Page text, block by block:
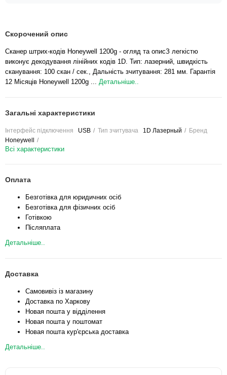
Скорочений опис
Сканер штрих-кодів Honeywell 1200g - огляд та описЗ легкістю
виконує декодування лінійних кодів 1D. Тип: лазерний, швидкість
сканування: 100 скан / сек., Дальність зчитування: 281 мм. Гарантія
12 Місяців Honeywell 1200g ... Детальніше..
Загальні характеристики
Інтерфейс підключення USB Тип зчитувача 1D Лазерный
Бренд
Honeywell
Всі характеристики
Оплата
Безготівка для юридичних осіб
Безготівка для фізичних осіб
Готівкою
Післяплата
Детальніше..
Доставка
Самовивіз із магазину
Доставка по Харкову
Новая пошта у відділення
Новая пошта у поштомат
Новая пошта кур'єрська доставка
Детальніше..